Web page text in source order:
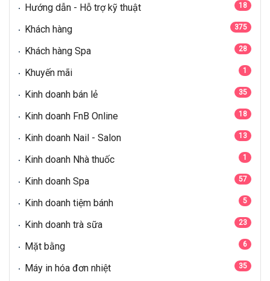
Hướng dẫn - Hỗ trợ kỹ thuật 18
Khách hàng 375
Khách hàng Spa 28
Khuyến mãi 1
Kinh doanh bán lẻ 35
Kinh doanh FnB Online 18
Kinh doanh Nail - Salon 13
Kinh doanh Nhà thuốc 1
Kinh doanh Spa 57
Kinh doanh tiệm bánh 5
Kinh doanh trà sữa 23
Mặt bằng 6
Máy in hóa đơn nhiệt 35